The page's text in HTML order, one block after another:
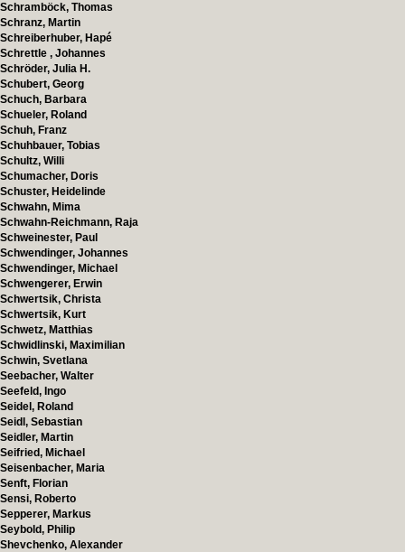
Schramböck, Thomas
Schranz, Martin
Schreiberhuber, Hapé
Schrettle , Johannes
Schröder, Julia H.
Schubert, Georg
Schuch, Barbara
Schueler, Roland
Schuh, Franz
Schuhbauer, Tobias
Schultz, Willi
Schumacher, Doris
Schuster, Heidelinde
Schwahn, Mima
Schwahn-Reichmann, Raja
Schweinester, Paul
Schwendinger, Johannes
Schwendinger, Michael
Schwengerer, Erwin
Schwertsik, Christa
Schwertsik, Kurt
Schwetz, Matthias
Schwidlinski, Maximilian
Schwin, Svetlana
Seebacher, Walter
Seefeld, Ingo
Seidel, Roland
Seidl, Sebastian
Seidler, Martin
Seifried, Michael
Seisenbacher, Maria
Senft, Florian
Sensi, Roberto
Sepperer, Markus
Seybold, Philip
Shevchenko, Alexander